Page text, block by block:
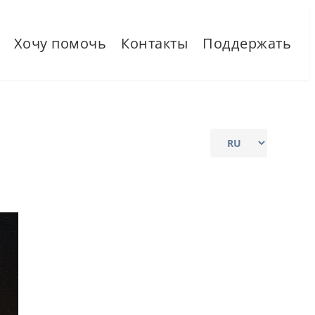
Хочу помочь Контакты Поддержать
Выбрать